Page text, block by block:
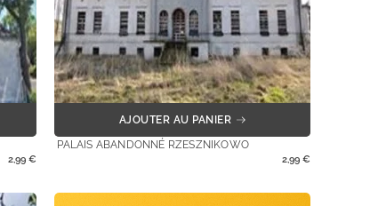
2,99€
AJOUTER AU PANIER
PALAIS ABANDONNÉ RZESZNIKOWO
2,99 €